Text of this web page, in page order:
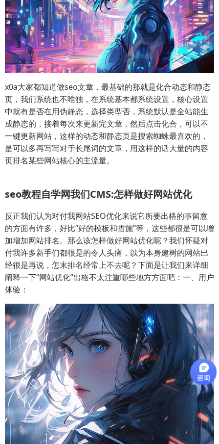
x0a大家都知道做seo文章，最基础的那就是化合动态和静态
页，我们系统也不唯独，在系统基本都系统设置，核心设置
中就有是否在用伪静态，选择类型否，系统默认是全站能生
成静态的，接着每次来更新完文章，然后点击化合，可以不
一键更新网站，这样的动态和静态页是搜索蜘蛛最喜欢的，
是可以多再写写对于长尾词的文章，用这样的话大量的内容
页排名某些网站核心的主流量。
seo教程自学网我们CMS:怎样做好网站优化
反正我们认为对付我网站SEO优化来说它所要出格的事留意
的方面有许多，好比“好的模板和措施”等，这些都很是可以增
加增加网站排名。那么该怎样做好网站优化呢？我们怀疑对
付我许多新手们都很是的令人头痛，以为本身建树的网站巳
经很是再说，怎末排名经常上不去呢？下面是让我们来详细
阐释一下“网站优化”出格不太注重哪些地方方面吧：一、用户
体验：